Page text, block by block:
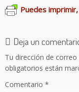
Puedes
Deja un
Tu dirección de
obligatorios están
Comentario *